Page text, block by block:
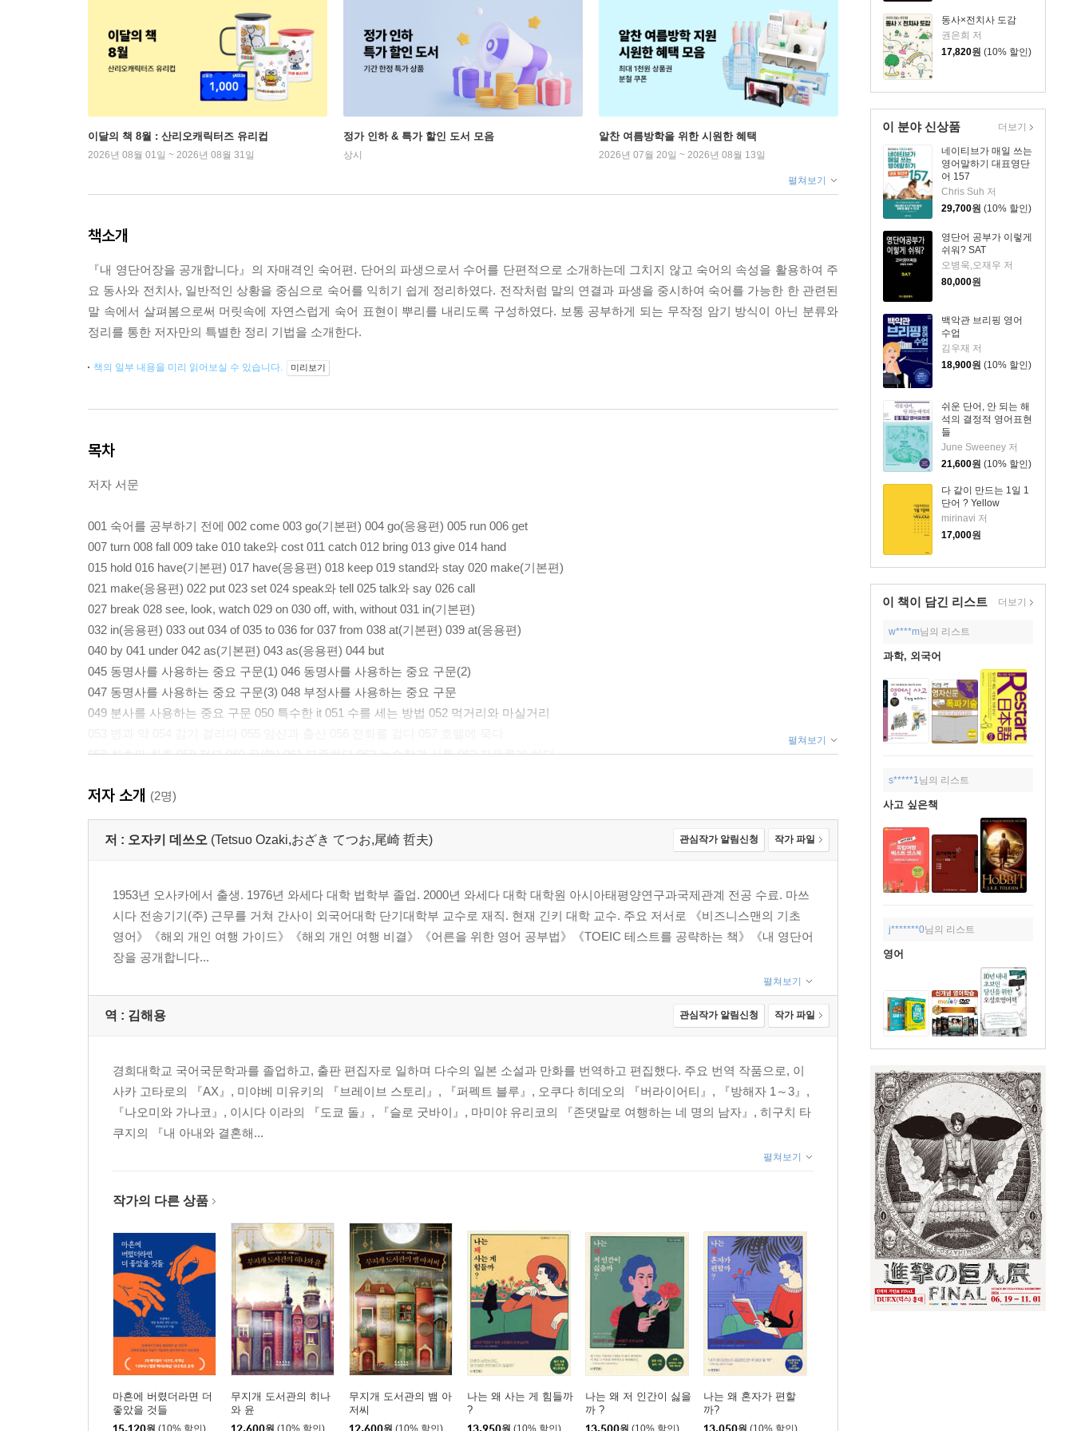
동사×전치사 도감
권은희 저
17,820원 (10% 할인)
이 분야 신상품
네이티브가 매일 쓰는
영어말하기 대표영단
어 157
Chris Suh 저
29,700원 (10% 할인)
영단어 공부가 이렇게
쉬워? SAT
오병욱,오재우 저
80,000원
백악관 브리핑 영어
수업
김우재 저
18,900원 (10% 할인)
쉬운 단어, 안 되는 해
석의 결정적 영어표현
들
June Sweeney 저
21,600원 (10% 할인)
다 같이 만드는 1일 1
단어 ? Yellow
mirinavi 저
17,000원
더보기
이 책이 담긴 리스트 더보기
w****m님의 리스트
과학, 외국어
s*****1님의 리스트
사고 싶은책
j*******0님의 리스트
영어
이달의 책 8월 : 산리오캐릭터즈 유리컵
2026년 08월 01일 ~ 2026년 08월 31일
정가 인하 & 특가 할인 도서 모음
상시
알찬 여름방학을 위한 시원한 혜택
2026년 07월 20일 ~ 2026년 08월 13일
펼쳐보기
책소개
『내 영단어장을 공개합니다』의 자매격인 숙어편. 단어의 파생으로서 수어를 단편적으로 소개하는데 그치지 않고 숙어의 속성을 활용하여 주
요 동사와 전치사, 일반적인 상황을 중심으로 숙어를 익히기 쉽게 정리하였다. 전작처럼 말의 연결과 파생을 중시하여 숙어를 가능한 한 관련된
말 속에서 살펴봄으로써 머릿속에 자연스럽게 숙어 표현이 뿌리를 내리도록 구성하였다. 보통 공부하게 되는 무작정 암기 방식이 아닌 분류와
정리를 통한 저자만의 특별한 정리 기법을 소개한다.
책의 일부 내용을 미리 읽어보실 수 있습니다. 미리보기
목차
저자 서문
001 숙어를 공부하기 전에 002 come 003 go(기본편) 004 go(응용편) 005 run 006 get
007 turn 008 fall 009 take 010 take와 cost 011 catch 012 bring 013 give 014 hand
015 hold 016 have(기본편) 017 have(응용편) 018 keep 019 stand와 stay 020 make(기본편)
021 make(응용편) 022 put 023 set 024 speak와 tell 025 talk와 say 026 call
027 break 028 see, look, watch 029 on 030 off, with, without 031 in(기본편)
032 in(응용편) 033 out 034 of 035 to 036 for 037 from 038 at(기본편) 039 at(응용편)
040 by 041 under 042 as(기본편) 043 as(응용편) 044 but
045 동명사를 사용하는 중요 구문(1) 046 동명사를 사용하는 중요 구문(2)
047 동명사를 사용하는 중요 구문(3) 048 부정사를 사용하는 중요 구문
049 분사를 사용하는 중요 구문 050 특수한 it 051 수를 세는 방법 052 먹거리와 마실거리
058 최초와 최후 059 전부 060 무(無) 061 부족하다 062 능숙함과 서툼 063 자유롭게 하다
070 우연히, 문득 071 위해(이익) 072 때문(원인?이유) 073 위해(목적) 074 ~에도 불구하고
075 하물며 076 얼굴과 관계있는 숙어(1) 눈 077 얼굴과 관계있는 숙어(2) 코와 입
078 얼굴과 관계있는 숙어(3) 얼굴 주변 079 몸과 관계있는 숙어 080 동물(펫이나 가축)
092 mind를 사용하여 093 trouble을 사용하여 094 way를 사용하여 095 word를 사용하여
096 place를 사용하여 097 oneself를 사용하여 098 약어(생활) 099 약어(컴퓨터?인터넷 관련)
100 약어(정치 · 경제)
단어 같은 숙어들
펼쳐보기
저자 소개 (2명)
저 : 오자키 데쓰오 (Tetsuo Ozaki,おざき てつお,尾崎 哲夫) 관심작가 알림신청 작가 파일
1953년 오사카에서 출생. 1976년 와세다 대학 법학부 졸업. 2000년 와세다 대학 대학원 아시아태평양연구과국제관계 전공 수료. 마쓰
시다 전송기기(주) 근무를 거쳐 간사이 외국어대학 단기대학부 교수로 재직. 현재 긴키 대학 교수. 주요 저서로 《비즈니스맨의 기초
영어》《해외 개인 여행 가이드》《해외 개인 여행 비결》《어른을 위한 영어 공부법》《TOEIC 테스트를 공략하는 책》《내 영단어
장을 공개합니다...
펼쳐보기
역 : 김해용 관심작가 알림신청 작가 파일
경희대학교 국어국문학과를 졸업하고, 출판 편집자로 일하며 다수의 일본 소설과 만화를 번역하고 편집했다. 주요 번역 작품으로, 이
사카 고타로의 『AX』, 미야베 미유키의 『브레이브 스토리』, 『퍼펙트 블루』, 오쿠다 히데오의 『버라이어티』, 『방해자 1～3』,
『나오미와 가나코』, 이시다 이라의 『도쿄 돌』, 『슬로 굿바이』, 마미야 유리코의 『존댓말로 여행하는 네 명의 남자』, 히구치 타
쿠지의 『내 아내와 결혼해...
펼쳐보기
작가의 다른 상품
마흔에 버렸더라면 더
좋았을 것들
15,120원 (10% 할인)
무지개 도서관의 히나
와 윤
12,600원 (10% 할인)
무지개 도서관의 뱀 아
저씨
12,600원 (10% 할인)
나는 왜 사는 게 힘들까
?
13,950원 (10% 할인)
나는 왜 저 인간이 싫을
까 ?
13,500원 (10% 할인)
나는 왜 혼자가 편할
까?
13,050원 (10% 할인)